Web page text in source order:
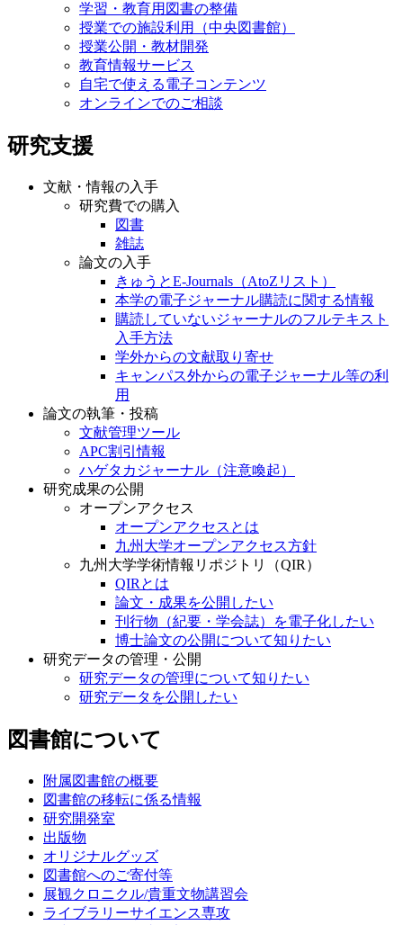
学習・教育用図書の整備
授業での施設利用（中央図書館）
授業公開・教材開発
教育情報サービス
自宅で使える電子コンテンツ
オンラインでのご相談
研究支援
文献・情報の入手
研究費での購入
図書
雑誌
論文の入手
きゅうとE-Journals（AtoZリスト）
本学の電子ジャーナル購読に関する情報
購読していないジャーナルのフルテキスト
入手方法
学外からの文献取り寄せ
キャンパス外からの電子ジャーナル等の利
用
論文の執筆・投稿
文献管理ツール
APC割引情報
ハゲタカジャーナル（注意喚起）
研究成果の公開
オープンアクセス
オープンアクセスとは
九州大学オープンアクセス方針
九州大学学術情報リポジトリ（QIR）
QIRとは
論文・成果を公開したい
刊行物（紀要・学会誌）を電子化したい
博士論文の公開について知りたい
研究データの管理・公開
研究データの管理について知りたい
研究データを公開したい
図書館について
附属図書館の概要
図書館の移転に係る情報
研究開発室
出版物
オリジナルグッズ
図書館へのご寄付等
展観クロニクル/貴重文物講習会
ライブラリーサイエンス専攻